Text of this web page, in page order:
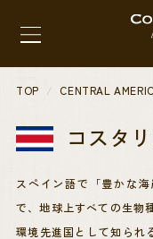
TOP CENTRAL
コスタ
スペイン語で「豊かな
で、地球上すべての生物
環境先進国として知られ